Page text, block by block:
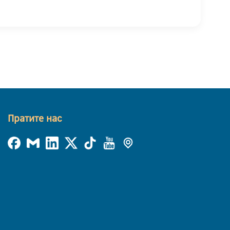
Пратите нас